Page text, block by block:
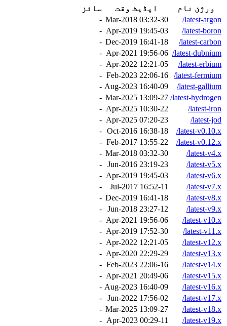
ورژن نام اپڈیٹ وقت
سائز
latest-argon/
30-Mar-2018 03:32
-
latest-boron/
03-Apr-2019 19:45
-
latest-carbon/
18-Dec-2019 16:41
-
latest-dubnium/
06-Apr-2021 19:56
-
latest-erbium/
05-Apr-2022 12:21
-
latest-fermium/
16-Feb-2023 22:06
-
latest-gallium/
09-Aug-2023 16:40
-
latest-hydrogen/
27-Mar-2025 13:09
-
latest-iron/
22-Apr-2025 10:30
-
latest-jod/
23-Apr-2025 07:20
-
latest-v0.10.x/
18-Oct-2016 16:38
-
latest-v0.12.x/
22-Feb-2017 13:55
-
latest-v4.x/
30-Mar-2018 03:32
-
latest-v5.x/
23-Jun-2016 23:19
-
latest-v6.x/
03-Apr-2019 19:45
-
latest-v7.x/
11-Jul-2017 16:52
-
latest-v8.x/
18-Dec-2019 16:41
-
latest-v9.x/
12-Jun-2018 23:27
-
latest-v10.x/
06-Apr-2021 19:56
-
latest-v11.x/
30-Apr-2019 17:52
-
latest-v12.x/
05-Apr-2022 12:21
-
latest-v13.x/
29-Apr-2020 22:29
-
latest-v14.x/
16-Feb-2023 22:06
-
latest-v15.x/
06-Apr-2021 20:49
-
latest-v16.x/
09-Aug-2023 16:40
-
latest-v17.x/
02-Jun-2022 17:56
-
latest-v18.x/
27-Mar-2025 13:09
-
latest-v19.x/
11-Apr-2023 00:29
-